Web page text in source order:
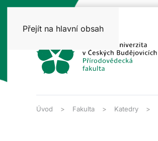
Přejít na hlavní obsah
Úvod Fakulta Katedry